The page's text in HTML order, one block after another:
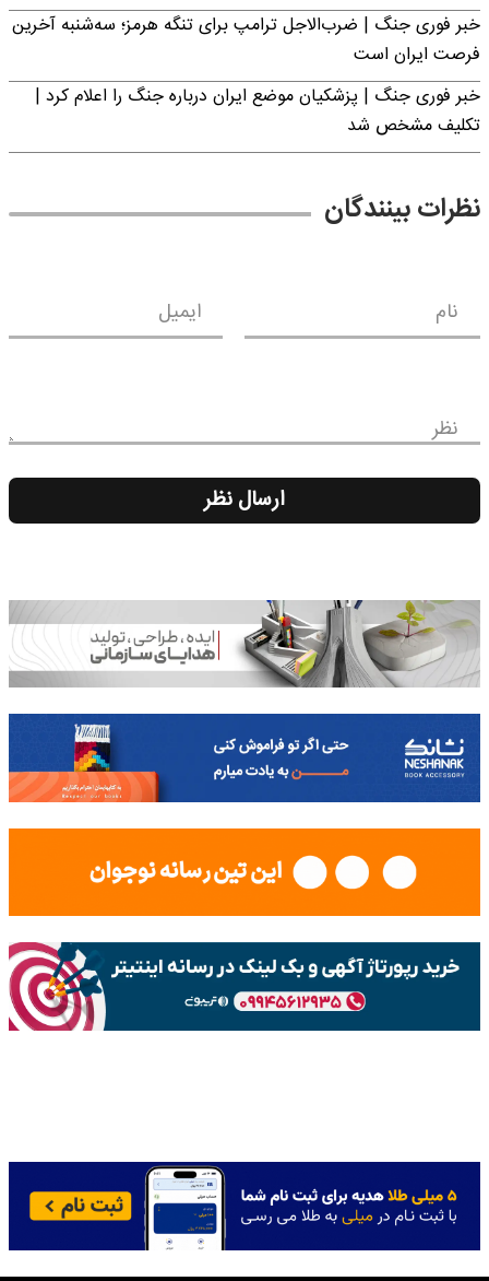
خبر فوری جنگ | ضرب‌الاجل ترامپ برای تنگه هرمز؛ سه‌شنبه آخرین
فرصت ایران است
خبر فوری جنگ | پزشکیان موضع ایران درباره جنگ را اعلام کرد |
تکلیف مشخص شد
نظرات بینندگان
نام ایمیل
نظر
ارسال نظر